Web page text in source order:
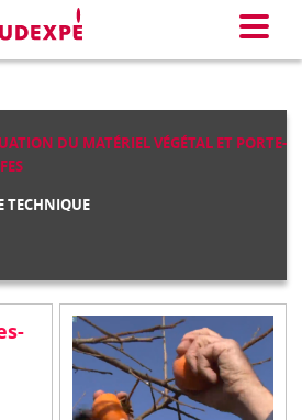
Menu
DU MATÉRIEL VÉGÉTAL ET PORTE-
TECHNIQUE